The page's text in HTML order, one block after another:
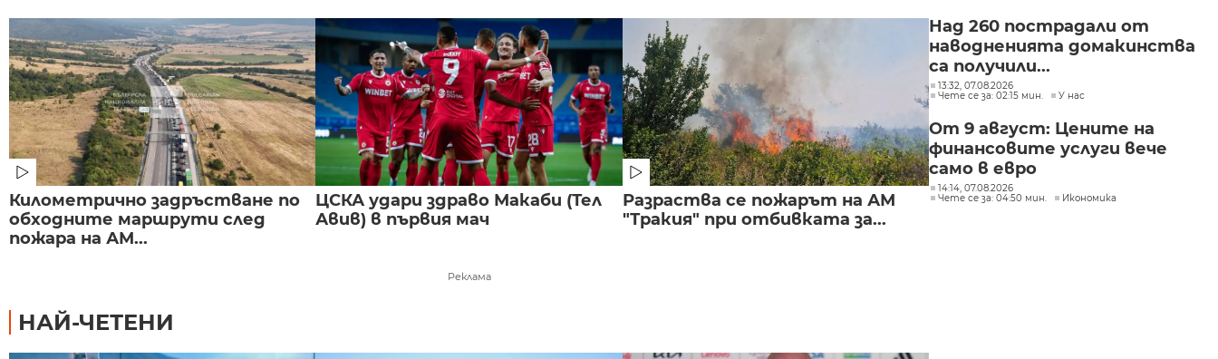
Километрично задръстване по
обходните маршрути след
пожара на АМ...
ЦСКА удари здраво Макаби (Тел
Авив) в първия мач
Разраства се пожарът на АМ
"Тракия" при отбивката за...
Реклама
НАЙ-ЧЕТЕНИ
Над 260 пострадали от
наводненията домакинства
са получили...
13:32, 07.08.2026
Чете се за: 02:15 мин.
У нас
От 9 август: Цените на
финансовите услуги вече
само в евро
14:14, 07.08.2026
Чете се за: 04:50 мин.
Икономика